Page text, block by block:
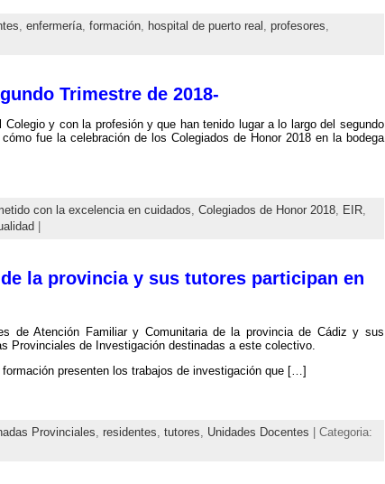
, enfermería, formación, hospital de puerto real , profesores,
Trimestre de 2018-
y con la profesión y que han tenido lugar a lo largo del segundo
fue la celebración de los Colegiados de Honor 2018 en la bodega
con la excelencia en cuidados, Colegiados de Honor 2018, EIR,
la provincia y sus tutores participan en
de Atención Familiar y Comunitaria de la provincia de Cádiz y sus
Provinciales de Investigación destinadas a este colectivo.
presenten los trabajos de investigación que […]
Provinciales residentes tutores Unidades Docentes | Categoria: